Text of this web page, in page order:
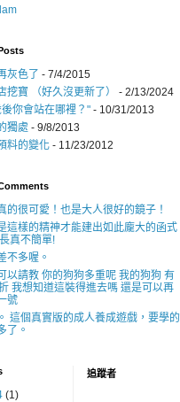
灰色了 - 7/4/2015
挖寶 （好久沒更新了）
- 2/13/2024
你會站在哪裡？" - 10/31/2013
獨處 - 9/8/2013
料的變化 - 11/23/2012
的很可愛！也是大人很好的鏡子！
這樣的精神才能建出如此龐大的函式
真不簡單!
不多喔。
以請教 你的狗狗多重呢 我的狗狗 有
我想知道這裝得進去嗎 還是可以再
號
這個真實版的成人養成遊戲，要學的
了。
(1)
追蹤者